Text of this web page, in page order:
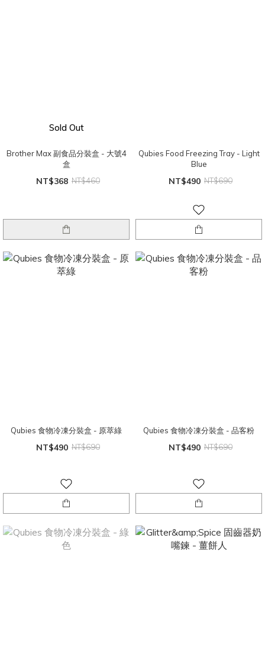
Sold Out
Brother Max 副食品分裝盒 - 大號4
盒
NT$368 NT$460
Qubies Food Freezing Tray - Light
Blue
NT$490 NT$690
Qubies 食物冷凍分裝盒 - 原萃綠
NT$490 NT$690
Qubies 食物冷凍分裝盒 - 品客粉
NT$490 NT$690